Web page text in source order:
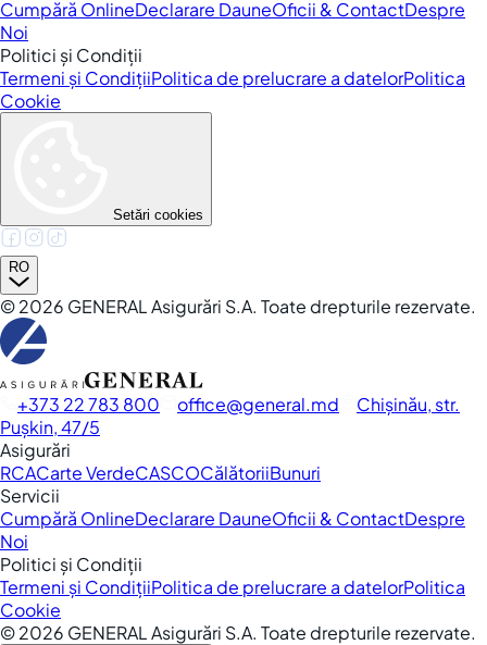
Cumpără OnlineDeclarare DauneOficii & ContactDespre
Noi
Politici și Condiții
Termeni și CondițiiPolitica de prelucrare a datelorPolitica
Cookie
Setări cookies
RO
©2026 GENERAL Asigurări S.A. Toate drepturile rezervate.
+373 22 783 800 office general.md
Chișinău, str.
Pușkin, 47/5
Asigurări
RCACarte VerdeCASCOCălătoriiBunuri
Servicii
Cumpără OnlineDeclarare DauneOficii & ContactDespre
Noi
Politici și Condiții
Termeni și CondițiiPolitica de prelucrare a datelorPolitica
Cookie
©2026 GENERAL Asigurări S.A. Toate drepturile rezervate.